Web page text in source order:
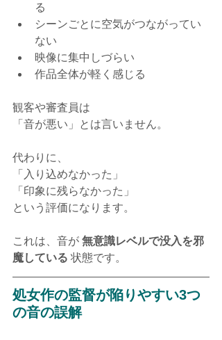
る
シーンごとに空気がつながってい
ない
映像に集中しづらい
作品全体が軽く感じる
観客や審査員は
「音が悪い」とは言いません。
代わりに、
「入り込めなかった」
「印象に残らなかった」
という評価になります。
これは、音が 無意識レベルで没入を邪
魔している 状態です。
処女作の監督が陥りやすい3つ
の音の誤解